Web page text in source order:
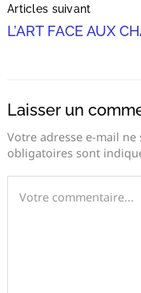
Navigation
Articles suivant
L’ART FACE AUX
Laisser un
Votre adresse e-mail ne
obligatoires sont